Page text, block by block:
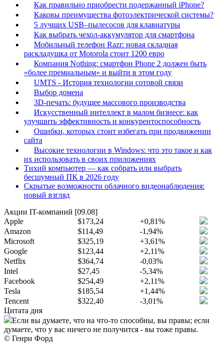
Как правильно приобрести подержанный iPhone?
Каковы преимущества фотоэлектрической системы?
5 лучших USB–пылесосов для клавиатуры
Как выбрать чехол-аккумулятор для смартфона
Мобильный телефон Razr: новая складная
раскладушка от Motorola стоит 1200 евро
Компания Nothing: смартфон Phone 2 должен быть
«более премиальным» и выйти в этом году
UMTS - История технологии сотовой связи
Выбор домена
3D-печать: будущее массового производства
Искусственный интеллект в малом бизнесе: как
улучшить эффективность и конкурентоспособность
Ошибки, которых стоит избегать при продвижении
сайта
Высокие технологии в Windows: что это такое и как
их использовать в своих приложениях
Тихий компьютер — как собрать или выбрать
бесшумный ПК в 2026 году
Скрытые возможности облачного видеонаблюдения:
новый взгляд
Акции IT-компаний [09.08]
Apple
$173,24
+0,81%
Amazon
$114,49
-1,94%
Microsoft
$325,19
+3,61%
Google
$123,44
+2,11%
Netflix
$364,74
-0,03%
Intel
$27,45
-5,34%
Facebook
$254,49
+2,11%
Tesla
$185,54
+1,44%
Tencent
$322,40
-3,01%
Цитата дня
Если вы думаете, что на что-то способны, вы правы; если
думаете, что у вас ничего не получится - вы тоже правы.
© Генри Форд